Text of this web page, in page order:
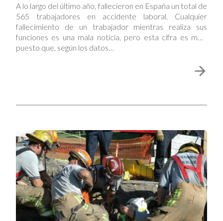
A lo largo del último año, fallecieron en España un total de
565 trabajadores en accidente laboral. Cualquier
fallecimiento de un trabajador mientras realiza sus
funciones es una mala noticia, pero esta cifra es mala
puesto que, según los datos…